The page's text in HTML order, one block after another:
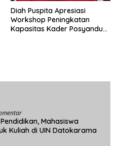
Diah Puspita Apresiasi
Workshop Peningkatan
Kapasitas Kader Posyandu
Mahasiswa
Kuliah di UIN Datokarama